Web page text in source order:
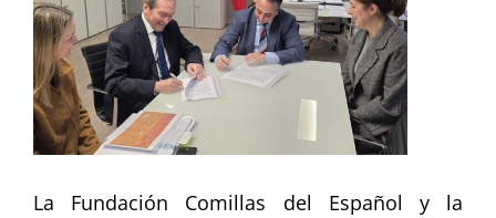
La Fundación Comillas del Español y la